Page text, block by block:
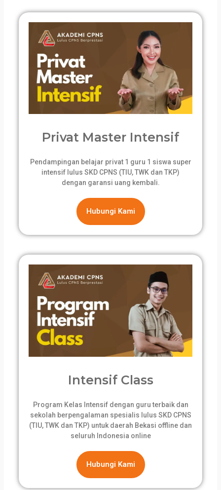
Privat Master Intensif
Pendampingan belajar privat 1 guru 1 siswa super
intensif lulus SKD CPNS (TIU, TWK dan TKP)
dengan garansi uang kembali.
Hubungi Kami
Intensif Class
Program Kelas Intensif dengan guru terbaik dan
sekolah berpengalaman spesialis lulus SKD CPNS
(TIU, TWK dan TKP) untuk daerah Bekasi offline dan
seluruh Indonesia online
Hubungi Kami